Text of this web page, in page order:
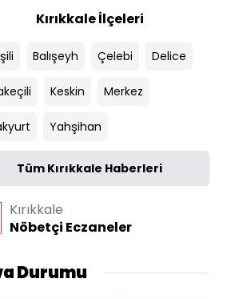
Kırıkkale İlçeleri
Balışeyh Çelebi Delice
Keskin Merkez
Yahşihan
Tüm Kırıkkale Haberleri
Kırıkkale
Nöbetçi Eczaneler
Durumu